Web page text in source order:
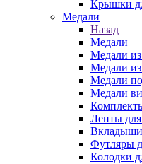
Крышки
Медали
Назад
Медали
Медали
Медали
Медали
Медали
Ленты
Вкладыши
Футляры
Колодки